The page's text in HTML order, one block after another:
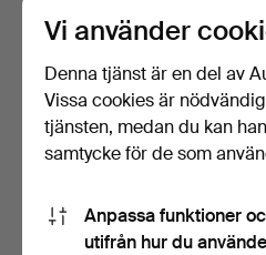
Här är föremål från
matchar din sökning
Visa alla föremål
Vi använder
Denna tjänst är en del av
Vissa cookies är
tjänsten, medan du kan
samtycke för de som
Anpassa funktioner
utifrån hur du